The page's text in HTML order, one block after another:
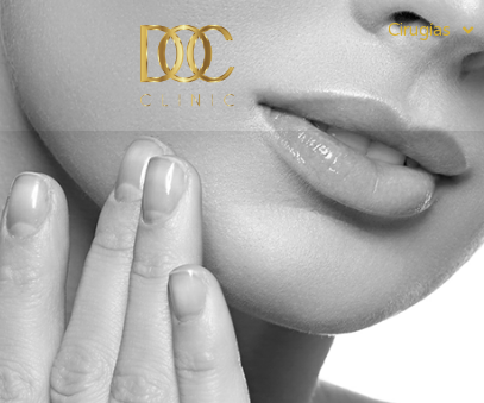
Cirugías